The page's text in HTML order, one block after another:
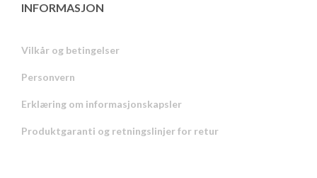
INFORMASJON
Vilkår og betingelser
Personvern
Erklæring om informasjonskapsler
Produktgaranti og retningslinjer for retur